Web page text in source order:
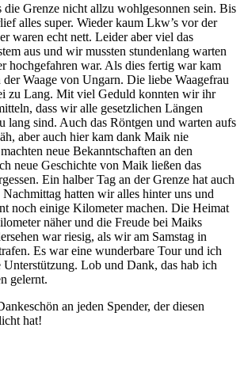
die Grenze nicht allzu wohlgesonnen sein. Bis
alles super. Wieder kaum Lkw’s vor der
waren echt nett. Leider aber viel das
aus und wir mussten stundenlang warten
hochgefahren war. Als dies fertig war kam
der Waage von Ungarn. Die liebe Waagefrau
zu Lang. Mit viel Geduld konnten wir ihr
dass wir alle gesetzlichen Längen
lang sind. Auch das Röntgen und warten aufs
aber auch hier kam dank Maik nie
neue Bekanntschaften an den
neue Geschichte von Maik ließen das
Ein halber Tag an der Grenze hat auch
Nachmittag hatten wir alles hinter uns und
noch einige Kilometer machen. Die Heimat
näher und die Freude bei Maiks
war riesig, als wir am Samstag in
Es war eine wunderbare Tour und ich
Lob und Dank, das hab ich
gelernt.
an jeden Spender, der diesen
hat!